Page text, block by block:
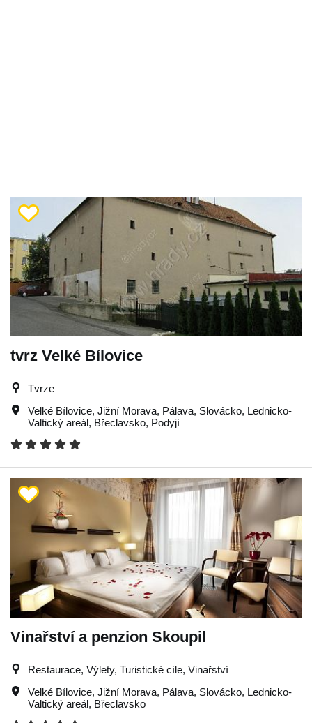
tvrz Velké Bílovice
Tvrze
Velké Bílovice, Jižní Morava, Pálava, Slovácko, Lednicko-
Valtický areál, Břeclavsko, Podyjí
Vinařství a penzion Skoupil
Restaurace, Výlety, Turistické cíle, Vinařství
Velké Bílovice, Jižní Morava, Pálava, Slovácko, Lednicko-
Valtický areál, Břeclavsko